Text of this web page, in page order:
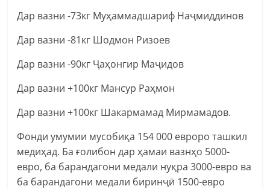
Дар вазни -73кг Муҳаммадшариф Наҷмиддинов
Дар вазни -81кг Шодмон Ризоев
Дар вазни -90кг Ҷаҳонгир Маҷидов
Дар вазни +100кг Мансур Раҳмон
Дар вазни +100кг Шакармамад Мирмамадов.
Фонди умумии мусобиқа 154 000 евроро ташкил
медиҳад. Ба ғолибон дар ҳамаи вазнҳо 5000-
евро, ба барандагони медали нуқра 3000-евро ва
ба барандагони медали биринҷӣ 1500-евро